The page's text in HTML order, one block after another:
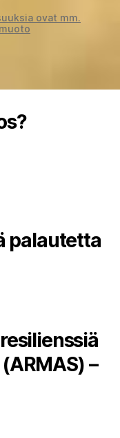
ovat mm.
palautetta
–